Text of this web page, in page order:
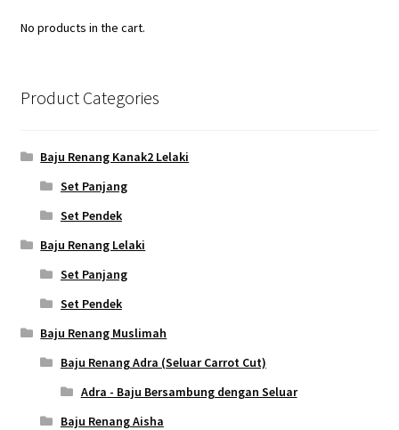
No products in the cart.
Product Categories
Baju Renang Kanak2 Lelaki
Set Panjang
Set Pendek
Baju Renang Lelaki
Set Panjang
Set Pendek
Baju Renang Muslimah
Baju Renang Adra (Seluar Carrot Cut)
Adra - Baju Bersambung dengan Seluar
Baju Renang Aisha